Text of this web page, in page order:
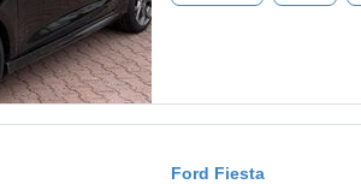
Ford Fiesta